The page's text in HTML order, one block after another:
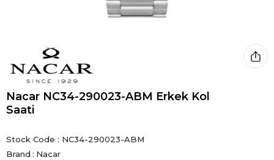
Nacar NC34-290023-ABM Erkek Kol
Saati
Stock Code
NC34-290023-ABM
Brand : Nacar